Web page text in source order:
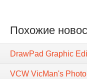
Похожие
DrawPad Graphic
VCW VicMan's